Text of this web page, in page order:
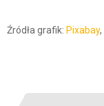
Źródła grafik: Pixabay,